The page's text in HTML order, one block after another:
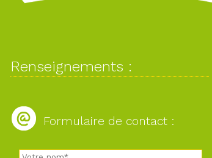
Renseignements :
Formulaire de contact :